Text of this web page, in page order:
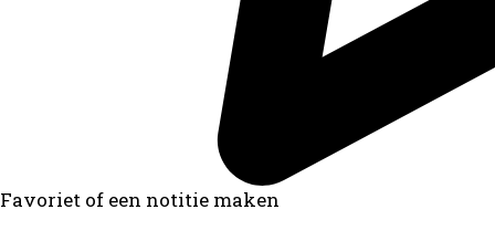
Favoriet of een notitie maken